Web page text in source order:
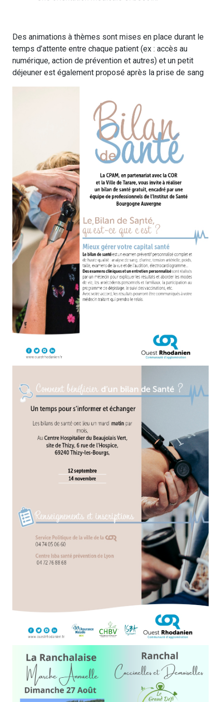
Des animations à thèmes sont mises en place durant le
temps d’attente entre chaque patient (ex : accès au
numérique, action de prévention et autres) et un petit
déjeuner est également proposé après la prise de sang